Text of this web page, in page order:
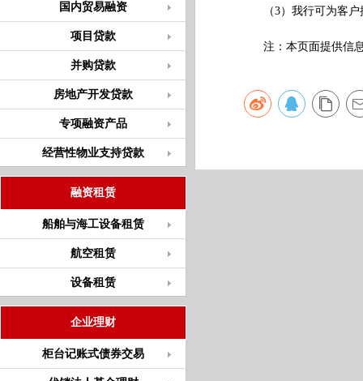
国内贸易融资
项目贷款
并购贷款
房地产开发贷款
专项融资产品
经营性物业支持贷款
融资租赁
船舶与海工设备租赁
航空租赁
设备租赁
企业理财
柜台记账式债券交易
（3）我行可为客户
注：本页面提供信息